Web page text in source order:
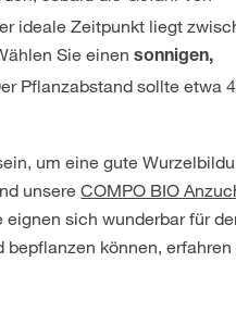
ideale Zeitpunkt liegt
Sie einensonnigen,
Pflanzabstand sollte etwa
um eine gute
unsereCOMPO BIO
sich wunderbar für
können, erfahren